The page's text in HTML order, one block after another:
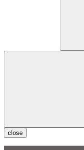
close